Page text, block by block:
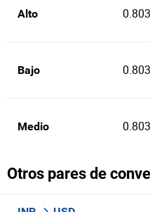
Alto
Bajo
Medio
Otros pares de